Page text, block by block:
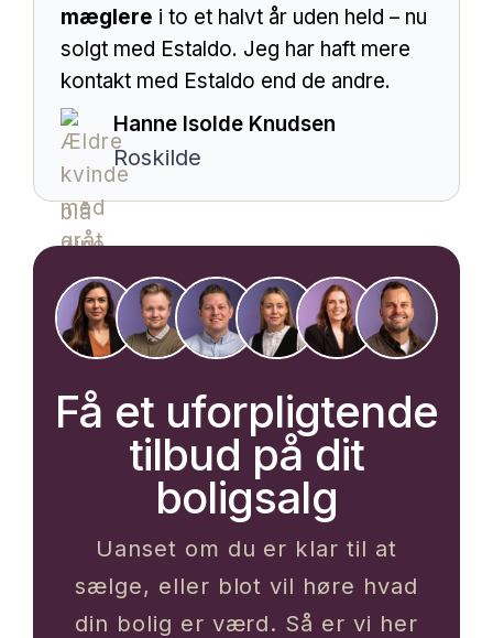
mæglere i to et halvt år uden held – nu
solgt med Estaldo. Jeg har haft mere
kontakt med Estaldo end de andre.
Hanne Isolde Knudsen
Roskilde
Få et uforpligtende
tilbud på dit
boligsalg
Uanset om du er klar til at
sælge, eller blot vil høre hvad
din bolig er værd. Så er vi her